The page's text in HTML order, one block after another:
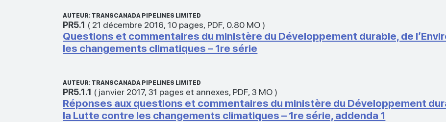
AUTEUR: TRANSCANADA PIPELINES LIMITED
PR5.1 ( 21 décembre 2016,10 pages, PDF, 0.80 MO )
Questions et commentaires du ministère du Développement durable, de
les changements climatiques – 1re série
AUTEUR: TRANSCANADA PIPELINES LIMITED
PR5.1.1 ( janvier 2017,31 pages et annexes, PDF,3 MO )
Réponses aux questions et commentaires du ministère du Développement
la Lutte contre les changements climatiques – 1re série, addenda 1